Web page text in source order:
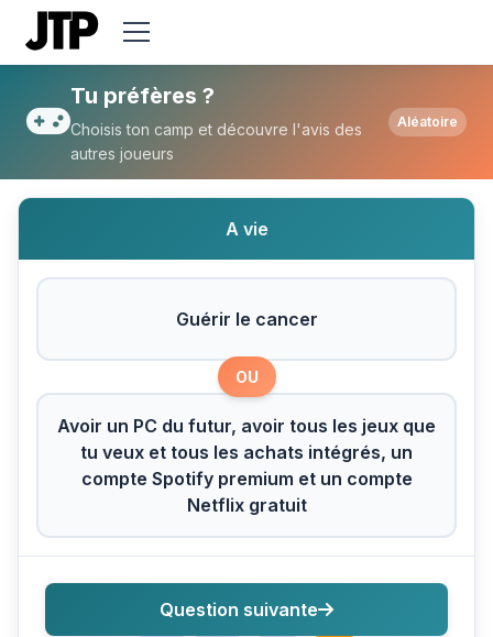
Tu préfères Guérir le cancer ou Avoir
Tu préfères ?
Choisis ton camp et découvre l'avis des
autres joueurs
Aléatoire
A vie
Guérir le cancer
OU
Avoir un PC du futur, avoir tous les jeux que
tu veux et tous les achats intégrés, un
compte Spotify premium et un compte
Netflix gratuit
Question suivante